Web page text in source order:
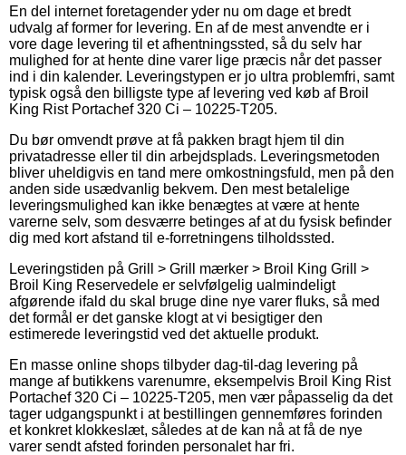
En del internet foretagender yder nu om dage et bredt
udvalg af former for levering. En af de mest anvendte er i
vore dage levering til et afhentningssted, så du selv har
mulighed for at hente dine varer lige præcis når det passer
ind i din kalender. Leveringstypen er jo ultra problemfri, samt
typisk også den billigste type af levering ved køb af Broil
King Rist Portachef 320 Ci – 10225-T205.
Du bør omvendt prøve at få pakken bragt hjem til din
privatadresse eller til din arbejdsplads. Leveringsmetoden
bliver uheldigvis en tand mere omkostningsfuld, men på den
anden side usædvanlig bekvem. Den mest betalelige
leveringsmulighed kan ikke benægtes at være at hente
varerne selv, som desværre betinges af at du fysisk befinder
dig med kort afstand til e-forretningens tilholdssted.
Leveringstiden på Grill > Grill mærker > Broil King Grill >
Broil King Reservedele er selvfølgelig ualmindeligt
afgørende ifald du skal bruge dine nye varer fluks, så med
det formål er det ganske klogt at vi besigtiger den
estimerede leveringstid ved det aktuelle produkt.
En masse online shops tilbyder dag-til-dag levering på
mange af butikkens varenumre, eksempelvis Broil King Rist
Portachef 320 Ci – 10225-T205, men vær påpasselig da det
tager udgangspunkt i at bestillingen gennemføres forinden
et konkret klokkeslæt, således at de kan nå at få de nye
varer sendt afsted forinden personalet har fri.